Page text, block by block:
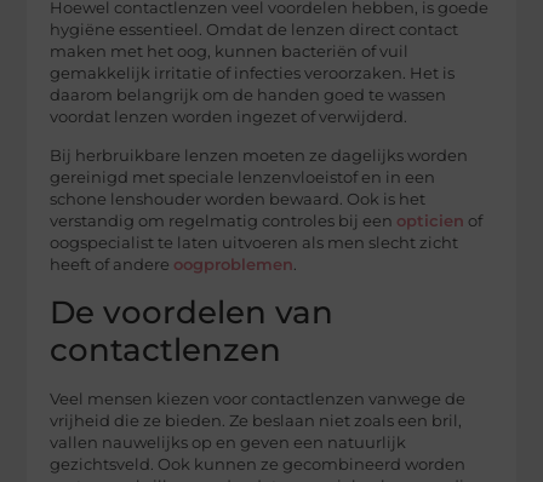
Hoewel contactlenzen veel voordelen hebben, is goede
hygiëne essentieel. Omdat de lenzen direct contact
maken met het oog, kunnen bacteriën of vuil
gemakkelijk irritatie of infecties veroorzaken. Het is
daarom belangrijk om de handen goed te wassen
voordat lenzen worden ingezet of verwijderd.
Bij herbruikbare lenzen moeten ze dagelijks worden
gereinigd met speciale lenzenvloeistof en in een
schone lenshouder worden bewaard. Ook is het
verstandig om regelmatig controles bij een opticien of
oogspecialist te laten uitvoeren als men slecht zicht
heeft of andere oogproblemen.
De voordelen van
contactlenzen
Veel mensen kiezen voor contactlenzen vanwege de
vrijheid die ze bieden. Ze beslaan niet zoals een bril,
vallen nauwelijks op en geven een natuurlijk
gezichtsveld. Ook kunnen ze gecombineerd worden